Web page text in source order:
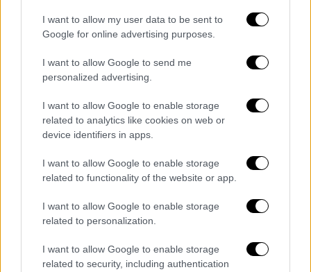
I want to allow my user data to be sent to
Google for online advertising purposes.
I want to allow Google to send me
personalized advertising.
I want to allow Google to enable storage
related to analytics like cookies on web or
device identifiers in apps.
I want to allow Google to enable storage
related to functionality of the website or app.
I want to allow Google to enable storage
related to personalization.
I want to allow Google to enable storage
related to security, including authentication
Τα νέα στοιχεία που φέρνει στο φως
πρόσφατη έρευνα - Ποιοι είναι πιο